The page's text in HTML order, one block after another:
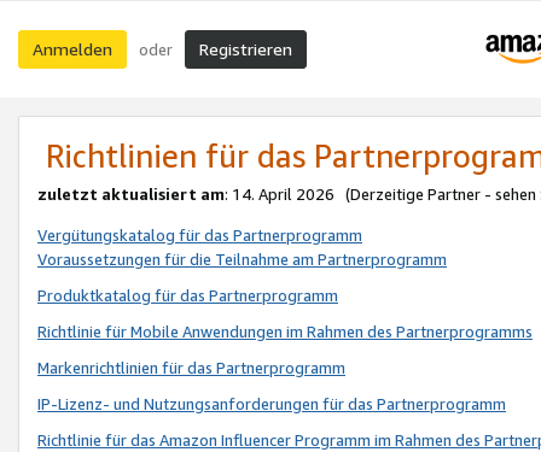
Anmelden oder Registrieren
Richtlinien für das
zuletzt aktualisiert am: 14. April 2026 (Derzeitige Partner - sehen
Vergütungskatalog für das Partnerprogramm
Voraussetzungen für die Teilnahme am Partnerprogramm
Produktkatalog für das Partnerprogramm
Richtlinie für Mobile Anwendungen im Rahmen des Partnerprogramms
Markenrichtlinien für das Partnerprogramm
IP-Lizenz- und Nutzungsanforderungen für das Partnerprogramm
Richtlinie für das Amazon Influencer Programm im Rahmen des